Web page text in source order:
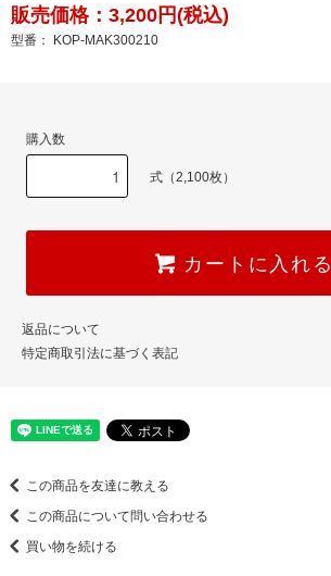
販売価格：3,200円(税込)
型番： KOP-MAK300210
購入数
式（2,100枚）
カートに入れる
返品について
特定商取引法に基づく表記
この商品を友達に教える
この商品について問い合わせる
買い物を続ける